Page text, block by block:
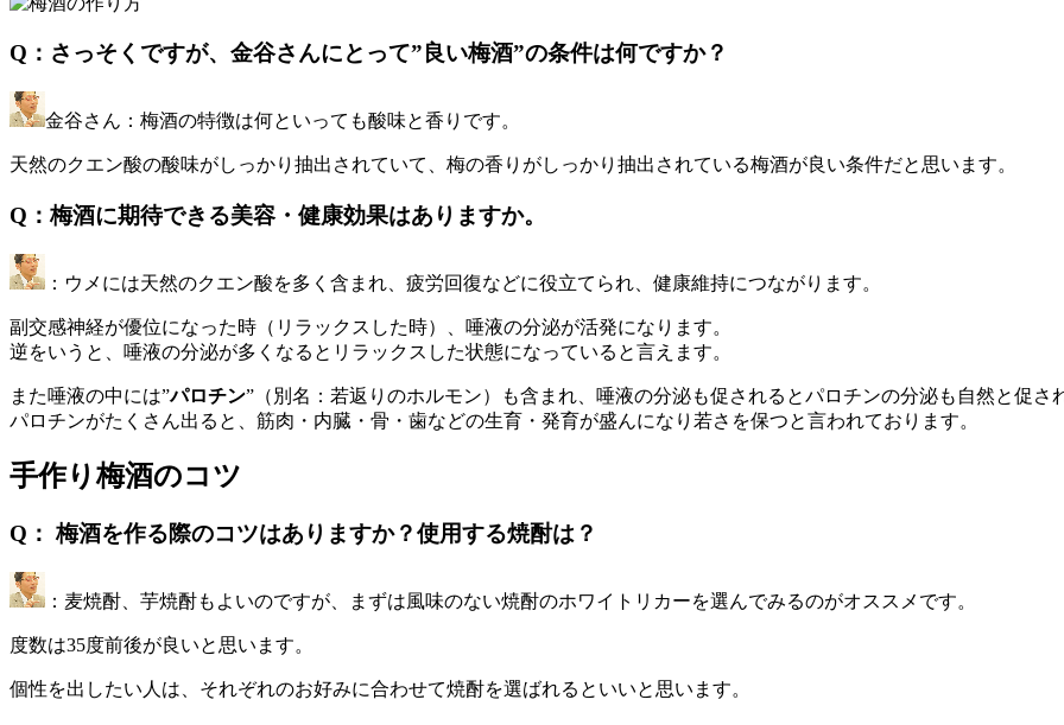
Q：さっそくですが、金谷さんにとって”良い梅酒”の条件は何ですか？
金谷さん：梅酒の特徴は何といっても酸味と香りです。
天然のクエン酸の酸味がしっかり抽出されていて、梅の香りがしっかり抽出されている梅酒が良い条件だと思います。
Q：梅酒に期待できる美容・健康効果はありますか。
：ウメには天然のクエン酸を多く含まれ、疲労回復などに役立てられ、健康維持につながります。
副交感神経が優位になった時（リラックスした時）、唾液の分泌が活発になります。
逆をいうと、唾液の分泌が多くなるとリラックスした状態になっていると言えます。
また唾液の中には”パロチン”（別名：若返りのホルモン）も含まれ、唾液の分泌も促されるとパロチンの分泌も自然と促さ
パロチンがたくさん出ると、筋肉・内臓・骨・歯などの生育・発育が盛んになり若さを保つと言われております。
手作り梅酒のコツ
Q： 梅酒を作る際のコツはありますか？使用する焼酎は？
：麦焼酎、芋焼酎もよいのですが、まずは風味のない焼酎のホワイトリカーを選んでみるのがオススメです。
度数は35度前後が良いと思います。
個性を出したい人は、それぞれのお好みに合わせて焼酎を選ばれるといいと思います。